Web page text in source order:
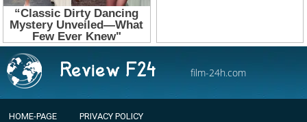
film-24h.com
HOME-PAGE PRIVACY POLICY